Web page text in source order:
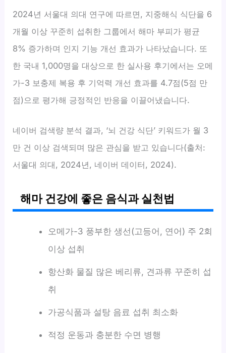
2024년 서울대 의대 연구에 따르면, 지중해식 식단을 6
개월 이상 꾸준히 섭취한 그룹에서 해마 부피가 평균
8% 증가하며 인지 기능 개선 효과가 나타났습니다. 또
한 국내 1,000명을 대상으로 한 실사용 후기에서는 오메
가-3 보충제 복용 후 기억력 개선 효과를 4.7점(5점 만
점)으로 평가해 긍정적인 반응을 이끌어냈습니다.
네이버 검색량 분석 결과, ‘뇌 건강 식단’ 키워드가 월 3
만 건 이상 검색되며 많은 관심을 받고 있습니다(출처:
서울대 의대, 2024년, 네이버 데이터, 2024).
해마 건강에 좋은 음식과 실천법
오메가-3 풍부한 생선(고등어, 연어) 주 2회
이상 섭취
항산화 물질 많은 베리류, 견과류 꾸준히 섭
취
가공식품과 설탕 음료 섭취 최소화
적정 운동과 충분한 수면 병행